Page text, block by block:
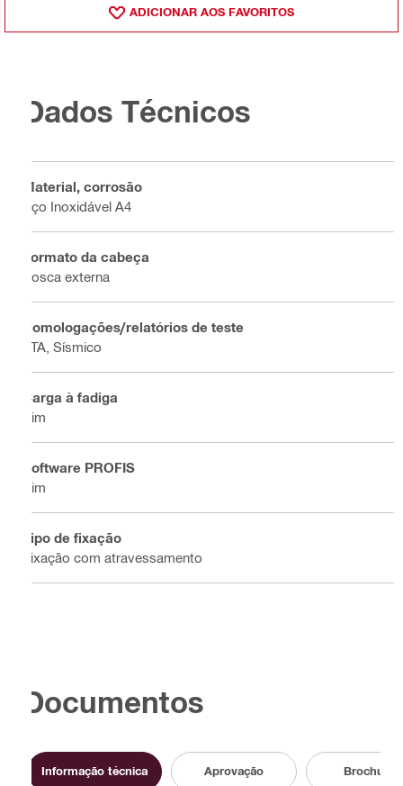
ADICIONAR AOS FAVORITOS
Dados Técnicos
Material, corrosão
Aço Inoxidável A4
Formato da cabeça
Rosca externa
Homologações/relatórios de teste
ETA, Sísmico
Carga à fadiga
Sim
Software PROFIS
Sim
Tipo de fixação
Fixação com atravessamento
Documentos
Informação técnica Aprovação Brochura